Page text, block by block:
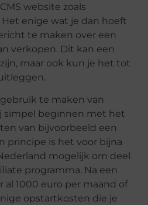
website zoals
Het enige wat je dan hoeft
te maken over een
verkopen. Dit kan een
maar ook kun je het tot
te maken van
simpel beginnen met het
van bijvoorbeeld een
principe is het voor bijna
mogelijk om deel
programma. Na een
al 1000 euro per maand of
opstartkosten die je